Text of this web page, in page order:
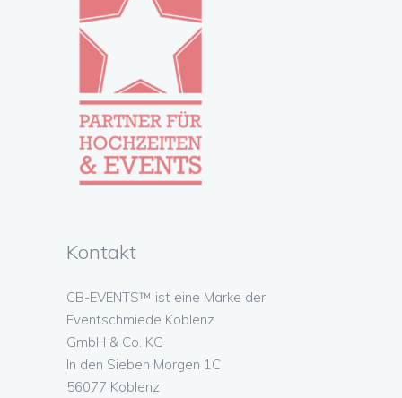
Kontakt
CB-EVENTS™ ist eine Marke der
Eventschmiede Koblenz
GmbH & Co. KG
In den Sieben Morgen 1C
56077 Koblenz